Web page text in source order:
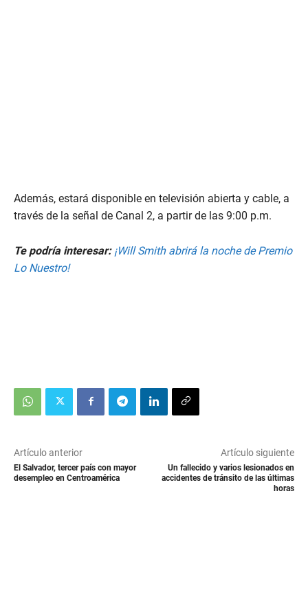
Además, estará disponible en televisión abierta y cable, a
través de la señal de Canal 2, a partir de las 9:00 p.m.
Te podría interesar: ¡Will Smith abrirá la noche de Premio
Lo Nuestro!
Artículo anterior
El Salvador, tercer país con mayor
desempleo en Centroamérica
Artículo siguiente
Un fallecido y varios lesionados en
accidentes de tránsito de las últimas
horas